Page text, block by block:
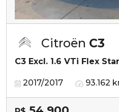
Citroën C3
C3 Excl. 1.6 VTi Flex
2017/2017 93.162